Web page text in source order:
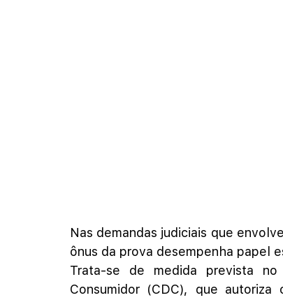
Nas demandas judiciais que
ônus da prova desempenha papel
Trata-se de medida prevista
Consumidor (CDC), que